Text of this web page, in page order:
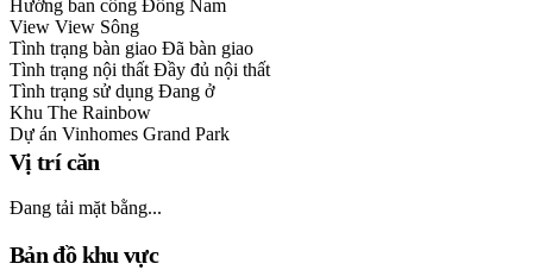
Hướng ban công Đông Nam
View View Sông
Tình trạng bàn giao Đã bàn giao
Tình trạng nội thất Đầy đủ nội thất
Tình trạng sử dụng Đang ở
Khu The Rainbow
Dự án Vinhomes Grand Park
Vị trí căn
Đang tải mặt bằng...
Bản đồ khu vực